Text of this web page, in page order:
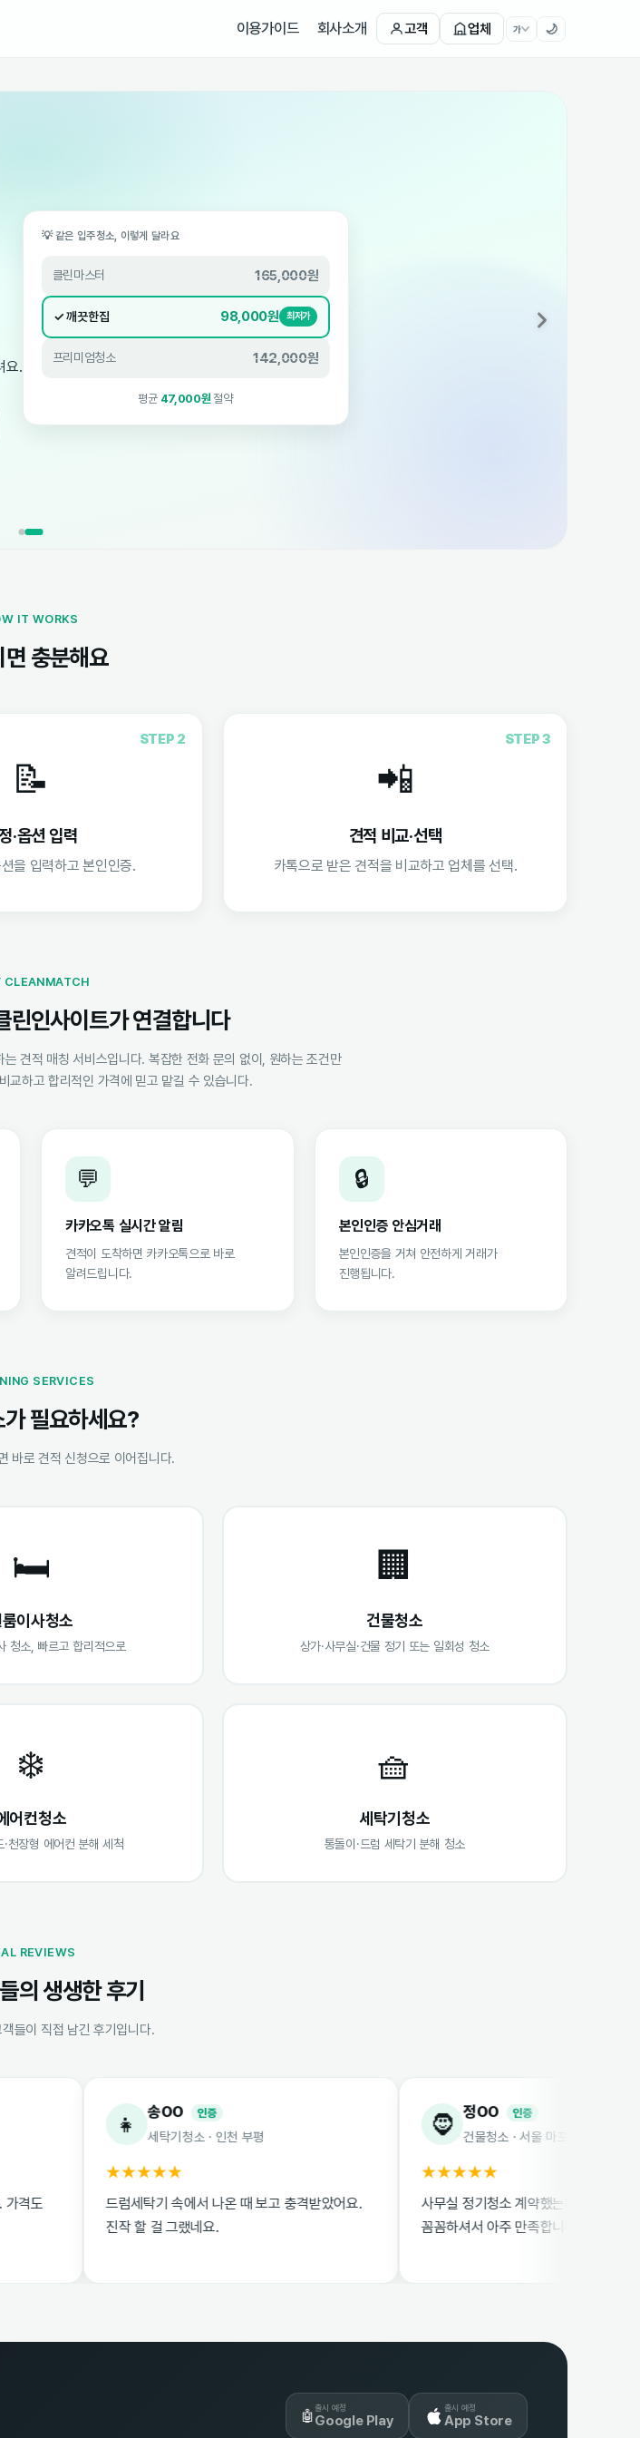
이용가이드 회사소개 고객 업체 가 🌙
체가
아옵니다
아도 됩니다.
된 업체가 먼저 견적을 보내드려요.
받기 업체 입점 신청
클린마스터
✓ 깨끗한집
프리미엄청소
IT WORKS
충분해요
STEP 2
📝
·옵션 입력
을 입력하고 본인인증.
STEP 3
📲
견적 비교·선택
카톡으로 받은 견적을 비교하고 업체를 선택.
CLEANMATCH
린인사이트가 연결합니다
견적 매칭 서비스입니다. 복잡한 전화 문의 없이, 원하는 조건만
교하고 합리적인 가격에 믿고 맡길 수 있습니다.
💬
카카오톡 실시간 알림
견적이 도착하면 카카오톡으로 바로
알려드립니다.
🔒
본인인증 안심거래
본인인증을 거쳐 안전하게 거래가
진행됩니다.
SERVICES
필요하세요?
바로 견적 신청으로 이어집니다.
🛏️
이사청소
청소, 빠르고 합리적으로
🏢
건물청소
상가·사무실·건물 정기 또는 일회성 청소
❄️
어컨청소
·천장형 에어컨 분해 세척
🧺
세탁기청소
통돌이·드럼 세탁기 분해 청소
REVIEWS
의 생생한 후기
들이 직접 남긴 후기입니다.
송OO 인증
세탁기청소 · 인천 부평
★★★★★
드럼세탁기 속에서 나온 때 보고 충격받았어요.
진작 할 걸 그랬네요.
정OO 인증
건물청소 · 서울 마포
★★★★★
사무실 정기청소 계약했는데 매니저님들이
꼼꼼하셔서 아주 만족합니다.
🤖출시 예정
Google Play
출시 예정
App Store